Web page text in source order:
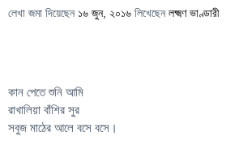
লেখা জমা দিয়েছেন ১৬ জুন, ২০১৬ লিখেছেন লক্ষ্মণ ভাণ্ডারী
কান পেতে শুনি আমি
রাখালিয়া বাঁশির সুর
সবুজ মাঠের আলে বসে বসে।